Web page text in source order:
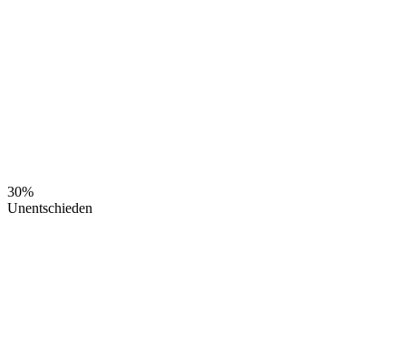
30%
Unentschieden